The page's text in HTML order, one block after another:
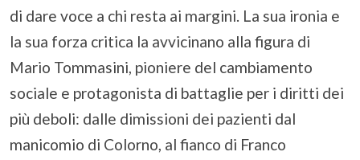
di dare voce a chi resta ai margini. La sua ironia e
la sua forza critica la avvicinano alla figura di
Mario Tommasini, pioniere del cambiamento
sociale e protagonista di battaglie per i diritti dei
più deboli: dalle dimissioni dei pazienti dal
manicomio di Colorno, al fianco di Franco